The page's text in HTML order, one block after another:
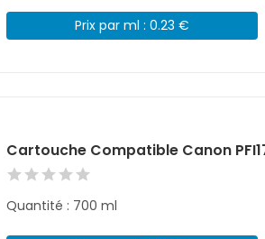
Prix par ml : 0.23 €
Cartouche Compatible Canon
Quantité : 700 ml